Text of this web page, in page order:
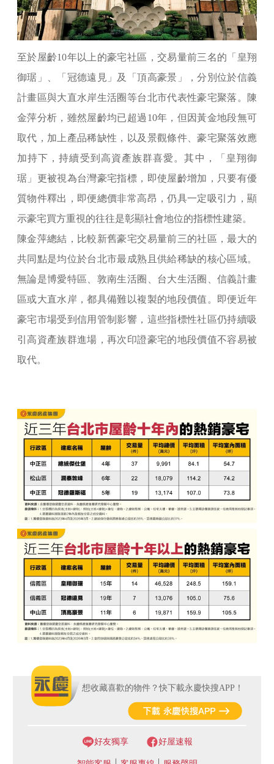
至於屋齡10年以上的豪宅社區，交易量前三名的「皇翔
御琚」、「冠德遠見」及「頂高豪景」，分別位於信義
計畫區與大直水岸生活圈等台北市代表性豪宅聚落。陳
金萍分析，雖然屋齡均已超過10年，但因黃金地段無可
取代，加上產品稀缺性，以及景觀條件、豪宅聚落效應
加持下，持續受到高資產族群喜愛。其中，「皇翔御
琚」更被視為台灣豪宅指標，即使屋齡增加，只要有優
質物件釋出，即便總價非常高昂，仍具一定吸引力，顯
示豪宅買方重視的往往是彰顯社會地位的指標性建築。
陳金萍總結，比較新舊豪宅交易量前三的社區，最大的
共同點是均位於台北市最成熟且供給稀缺的核心區域。
無論是博愛特區、敦南生活圈、台大生活圈、信義計畫
區或大直水岸，都具備難以複製的地段價值。即便近年
豪宅市場受到信用管制影響，這些指標性社區仍持續吸
引高資產族群進場，再次印證豪宅的地段價值不容易被
取代。
想收藏喜歡的物件？快下載永慶快搜APP！
好友獨享 好屋速報